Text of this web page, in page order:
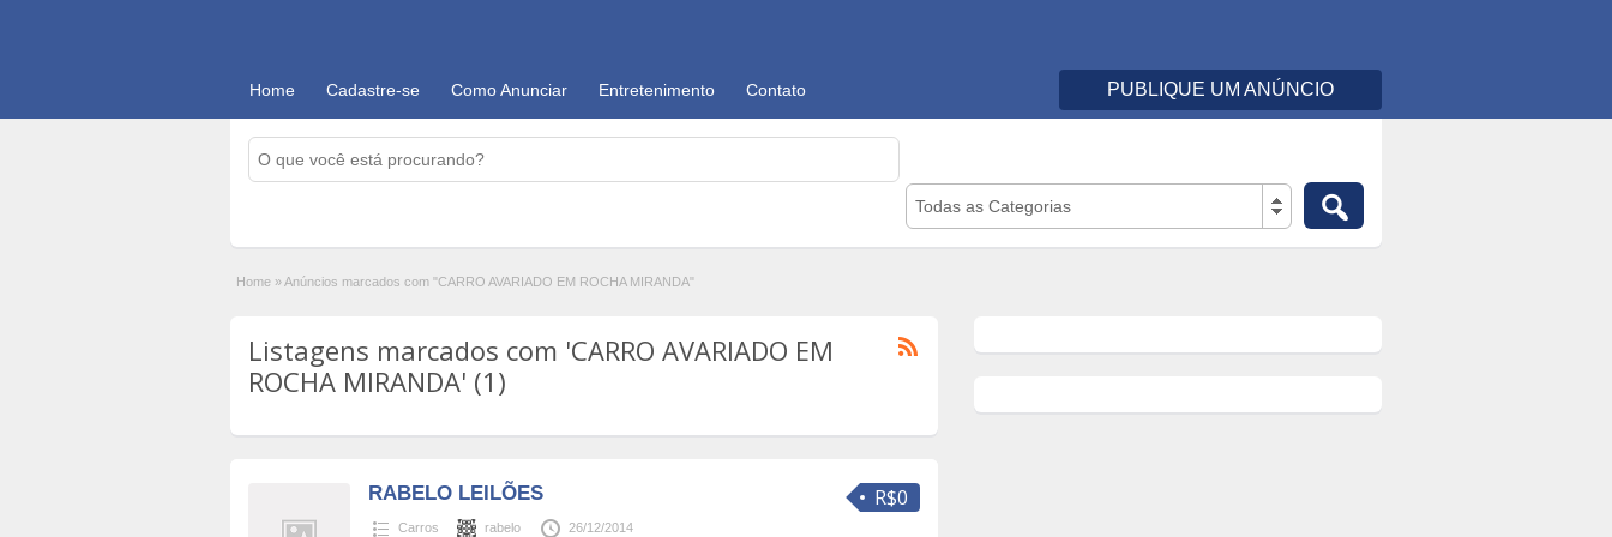
Home Cadastre-se Como Anunciar Entretenimento Contato PUBLIQUE UM ANÚNCIO
Todas as Categorias
Home »Anúncios marcados com "CARRO AVARIADO EM ROCHA MIRANDA"
Listagens marcados com 'CARRO AVARIADO EM
ROCHA MIRANDA' (1)
R$0
RABELO LEILÕES
Carros rabelo 26/12/2014